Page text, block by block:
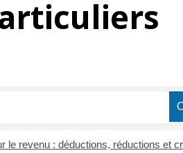
le revenu : déductions, réductions et